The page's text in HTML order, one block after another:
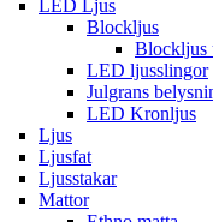
LED Ljus
Blockljus
Blockljus
LED ljusslingor
Julgrans
LED Kronljus
Ljus
Ljusfat
Ljusstakar
Mattor